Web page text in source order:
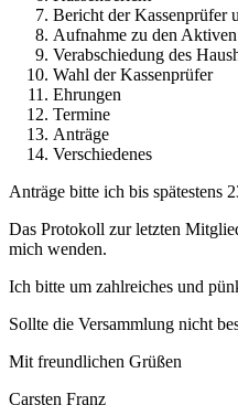
Bericht der Kassenprüfer
Aufnahme zu den Aktiven
Verabschiedung des
Wahl der Kassenprüfer
Ehrungen
Termine
Anträge
Verschiedenes
Anträge bitte ich bis spätestens
Das Protokoll zur letzten
mich wenden.
Ich bitte um zahlreiches und
Sollte die Versammlung nicht
Mit freundlichen Grüßen
Carsten Franz